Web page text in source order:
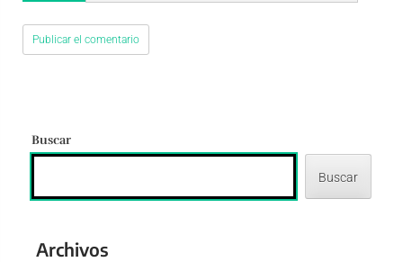
Buscar
Buscar
Archivos